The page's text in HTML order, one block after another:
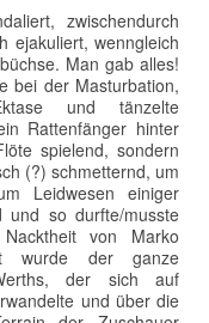
zwischendurch
ejakuliert, wenngleich
Man gab alles!
bei der Masturbation,
und tänzelte
Rattenfänger hinter
spielend, sondern
(?) schmetternd, um
Leidwesen einiger
so durfte/musste
von Marko
wurde der ganze
der sich auf
und über die